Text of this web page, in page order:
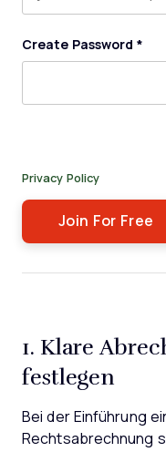
Create Password *
Privacy Policy
1. Klare
festlegen
Bei der Einführung
Rechtsabrechnung